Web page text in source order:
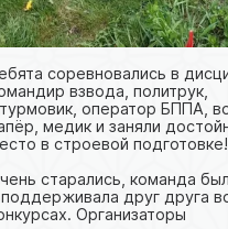
соревновались в
взвода, политрук,
оператор БППА,
медик и заняли
в строевой подготовке!
старались, команда
друг друга
Организаторы